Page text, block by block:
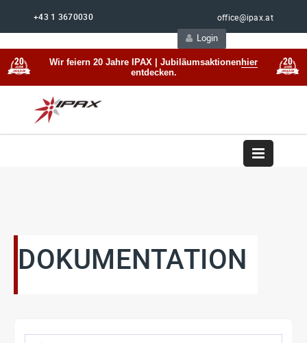
+43 1 3670030
office@ipax.at
Login
Wir feiern 20 Jahre IPAX | Jubiläumsaktionenhier
entdecken.
DOKUMENTATION